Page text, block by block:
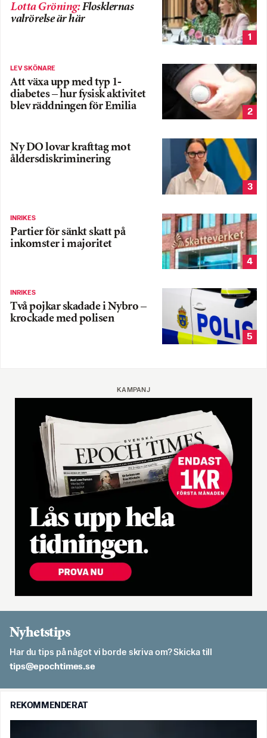
Lotta Gröning:Flosklernas
valrörelse är här
1
LEV SKÖNARE
Att växa upp med typ 1-
diabetes – hur fysisk aktivitet
blev räddningen för Emilia
2
Ny DO lovar krafttag mot
åldersdiskriminering
3
INRIKES
Partier för sänkt skatt på
inkomster i majoritet
4
INRIKES
Två pojkar skadade i Nybro –
krockade med polisen
5
KAMPANJ
Nyhetstips
Har du tips på något vi borde skriva om? Skicka till
es.semithcope@spit
REKOMMENDERAT